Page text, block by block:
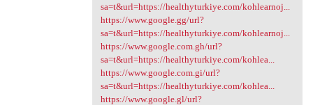
sa=t&url=https://healthyturkiye.com/kohlearnoj...
https://www.google.gg/url?
sa=t&url=https://healthyturkiye.com/kohlearnoj...
https://www.google.com.gh/url?
sa=t&url=https://healthyturkiye.com/kohlea...
https://www.google.com.gi/url?
sa=t&url=https://healthyturkiye.com/kohlea...
https://www.google.gl/url?